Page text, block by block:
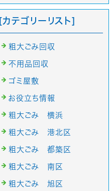
[カテゴリーリスト]
粗大ごみ回収
不用品回収
ゴミ屋敷
お役立ち情報
粗大ごみ 横浜
粗大ごみ 港北区
粗大ごみ 都築区
粗大ごみ 南区
粗大ごみ 旭区